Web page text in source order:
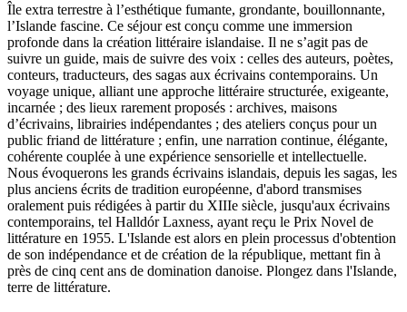
Île extra terrestre à l’esthétique fumante, grondante, bouillonnante,
l’Islande fascine. Ce séjour est conçu comme une immersion
profonde dans la création littéraire islandaise. Il ne s’agit pas de
suivre un guide, mais de suivre des voix : celles des auteurs, poètes,
conteurs, traducteurs, des sagas aux écrivains contemporains. Un
voyage unique, alliant une approche littéraire structurée, exigeante,
incarnée ; des lieux rarement proposés : archives, maisons
d’écrivains, librairies indépendantes ; des ateliers conçus pour un
public friand de littérature ; enfin, une narration continue, élégante,
cohérente couplée à une expérience sensorielle et intellectuelle.
Nous évoquerons les grands écrivains islandais, depuis les sagas, les
plus anciens écrits de tradition européenne, d'abord transmises
oralement puis rédigées à partir du XIIIe siècle, jusqu'aux écrivains
contemporains, tel Halldór Laxness, ayant reçu le Prix Novel de
littérature en 1955. L'Islande est alors en plein processus d'obtention
de son indépendance et de création de la république, mettant fin à
près de cinq cent ans de domination danoise. Plongez dans l'Islande,
terre de littérature.